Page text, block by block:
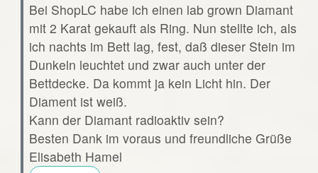
Bei ShopLC habe ich einen lab grown Diamant
mit 2 Karat gekauft als Ring. Nun stellte ich, als
ich nachts im Bett lag, fest, daß dieser Stein im
Dunkeln leuchtet und zwar auch unter der
Bettdecke. Da kommt ja kein Licht hin. Der
Diament ist weiß.
Kann der Diamant radioaktiv sein?
Besten Dank im voraus und freundliche Grüße
Elisabeth Hamel